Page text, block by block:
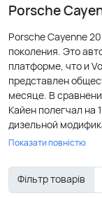
Porsche
Porsche Cayenne
поколения. Это
платформе, что и
представлен
месяце. В
Кайен полегчал на
дизельной
этом кроссовер
пневматическая
дорожный
Показати повністю
Фільтр товарів